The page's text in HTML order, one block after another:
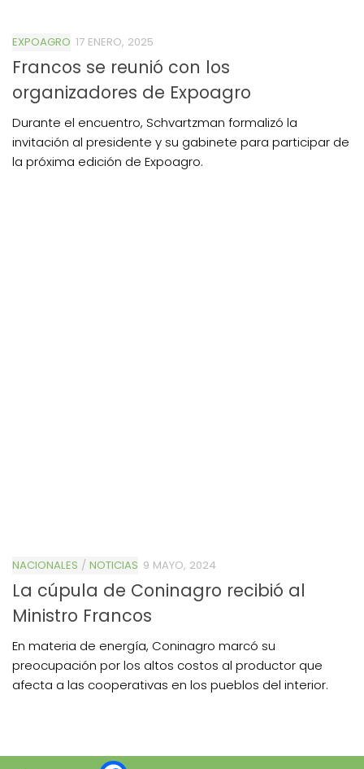
EXPOAGRO 17 ENERO, 2025
Francos se reunió con los
organizadores de Expoagro
Durante el encuentro, Schvartzman formalizó la
invitación al presidente y su gabinete para participar de
la próxima edición de Expoagro.
NACIONALES / NOTICIAS 9 MAYO, 2024
La cúpula de Coninagro recibió al
Ministro Francos
En materia de energía, Coninagro marcó su
preocupación por los altos costos al productor que
afecta a las cooperativas en los pueblos del interior.